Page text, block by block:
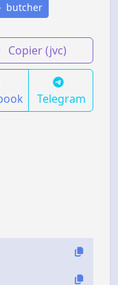
butcher
Copier (jvc)
Telegram